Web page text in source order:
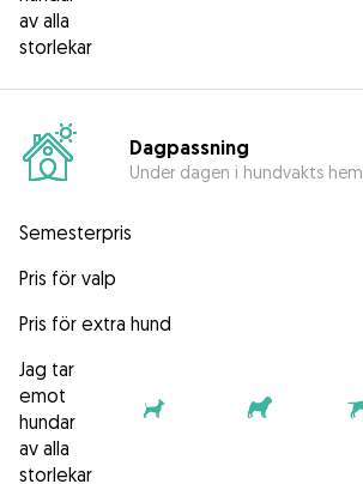
av alla
storlekar
Dagpassning
Under dagen i hundvakts hem
Semesterpris
Pris för valp
Pris för extra hund
Jag tar
emot
hundar
av alla
storlekar